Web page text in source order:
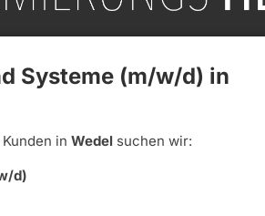
Systeme (m/w/d) in
in Wedel suchen wir:
d)